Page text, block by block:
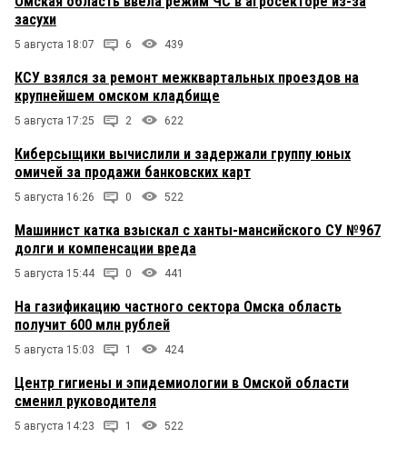
засухи
5 августа 18:07 6 439
КСУ взялся за ремонт межквартальных проездов на
крупнейшем омском кладбище
5 августа 17:25 2 622
Киберсыщики вычислили и задержали группу юных
омичей за продажи банковских карт
5 августа 16:26 0 522
Машинист катка взыскал с ханты-мансийского СУ №967
долги и компенсации вреда
5 августа 15:44 0 441
На газификацию частного сектора Омска область
получит 600 млн рублей
5 августа 15:03 1 424
Центр гигиены и эпидемиологии в Омской области
сменил руководителя
5 августа 14:23 1 522